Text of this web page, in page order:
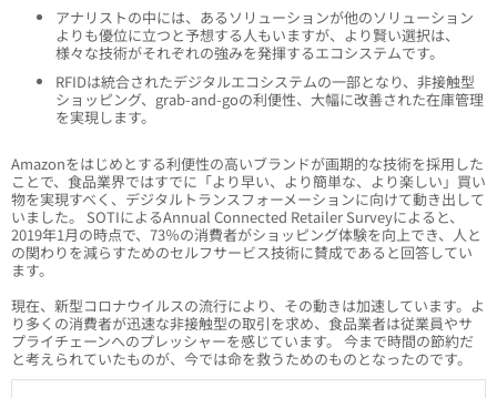
アナリストの中には、あるソリューションが他のソリューション
よりも優位に立つと予想する人もいますが、より賢い選択は、
様々な技術がそれぞれの強みを発揮するエコシステムです。
RFIDは統合されたデジタルエコシステムの一部となり、非接触型
ショッピング、grab-and-goの利便性、大幅に改善された在庫管理
を実現します。
Amazonをはじめとする利便性の高いブランドが画期的な技術を採用した
ことで、食品業界ではすでに「より早い、より簡単な、より楽しい」買い
物を実現すべく、デジタルトランスフォーメーションに向けて動き出して
いました。 SOTIによるAnnual Connected Retailer Surveyによると、
2019年1月の時点で、73％の消費者がショッピング体験を向上でき、人と
の関わりを減らすためのセルフサービス技術に賛成であると回答してい
ます。
現在、新型コロナウイルスの流行により、その動きは加速しています。よ
り多くの消費者が迅速な非接触型の取引を求め、食品業者は従業員やサ
プライチェーンへのプレッシャーを感じています。 今まで時間の節約だ
と考えられていたものが、今では命を救うためのものとなったのです。